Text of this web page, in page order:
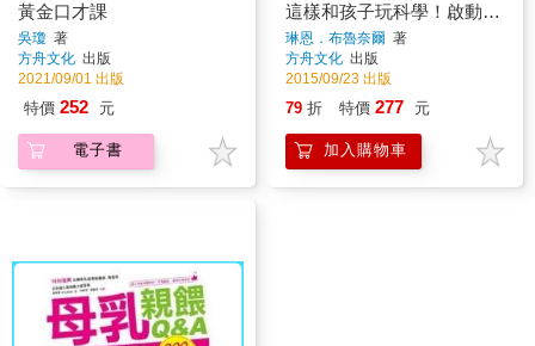
黃金口才課
吳瓊 著
方舟文化 出版
2021/09/01 出版
特價 252 元
電子書
這樣和孩子玩科學！啟動孩
子的發現力和思考力，把每
一天都變成最好玩的生活實
琳恩．布魯奈爾 著
方舟文化 出版
2015/09/23 出版
79 折 特價 277 元
加入購物車